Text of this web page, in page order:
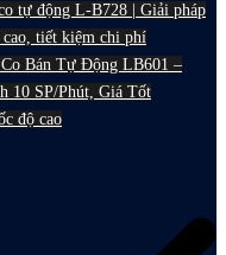
tự động L-B728 | Giải pháp
tiết kiệm chi phí
Bán Tự Động LB601 –
10 SP/Phút, Giá Tốt
độ cao